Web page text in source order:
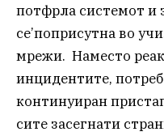
потфрла системот и
се’поприсутна во
мрежи. Наместо
инцидентите,
континуиран
сите засегнати